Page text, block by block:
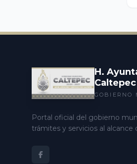
H.
Caltepec
GOBIERNO
Portal oficial del gobierno
trámites y servicios al alcance